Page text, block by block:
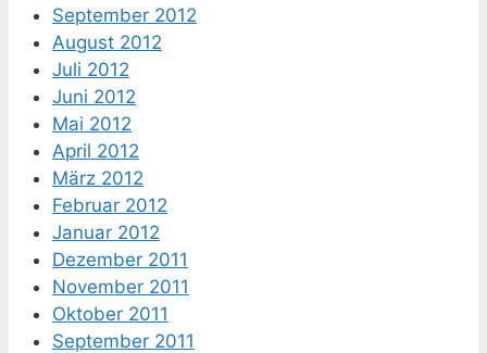
September 2012
August 2012
Juli 2012
Juni 2012
Mai 2012
April 2012
März 2012
Februar 2012
Januar 2012
Dezember 2011
November 2011
Oktober 2011
September 2011